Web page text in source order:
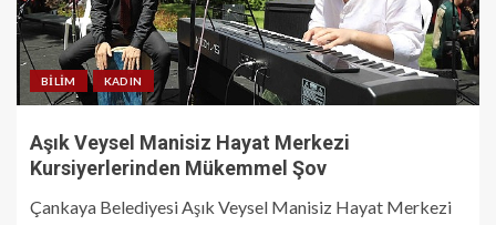
BILIM KADIN
Aşık Veysel Manisiz Hayat Merkezi
Kursiyerlerinden Mükemmel Şov
Çankaya Belediyesi Aşık Veysel Manisiz Hayat Merkezi